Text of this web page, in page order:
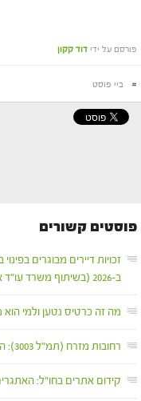
פורסם על ידי דוד קקון
# ביי פוסט
פוסטים קשורים
זכויות דיירים מבוגרים
ב-2026 (בשיתוף משרד עו"ד אביב טסה)
מה זה כרטיס נטען ולמי
רחובות מזרח (תמ"ל 3003): ההזדמנות שמושכת משקיעים למרכז
קידום אתרים בחו"ל: